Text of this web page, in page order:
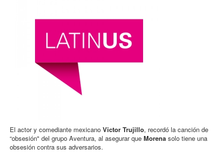
El actor y comediante mexicano Victor Trujillo, recordó la canción de
“obsesión" del grupo Aventura, al asegurar que Morena solo tiene una
obsesión contra sus adversarios.